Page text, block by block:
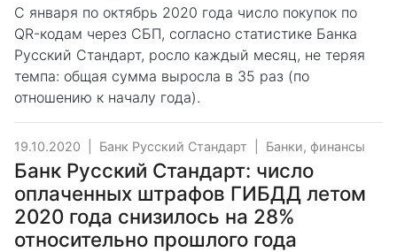
С января по октябрь 2020 года число покупок по
QR-кодам через СБП, согласно статистике Банка
Русский Стандарт, росло каждый месяц, не теряя
темпа: общая сумма выросла в 35 раз (по
отношению к началу года).
19.10.2020 Банк Русский Стандарт Банки, финансы
Банк Русский Стандарт: число
оплаченных штрафов ГИБДД летом
2020 года снизилось на 28%
относительно прошлого года